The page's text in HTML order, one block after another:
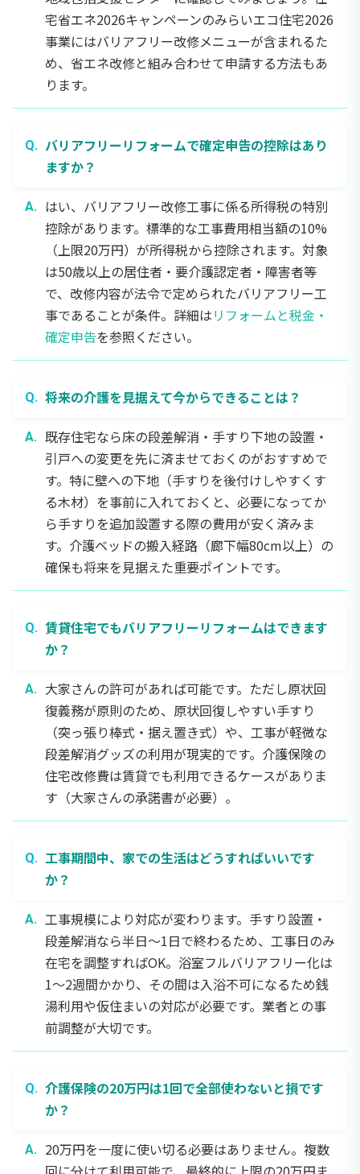
宅省エネ2026キャンペーンのみらいエコ住宅2026
事業にはバリアフリー改修メニューが含まれるた
め、省エネ改修と組み合わせて申請する方法もあ
ります。
バリアフリーリフォームで確定申告の控除はあり
ますか？
はい、バリアフリー改修工事に係る所得税の特別
控除があります。標準的な工事費用相当額の10%
（上限20万円）が所得税から控除されます。対象
は50歳以上の居住者・要介護認定者・障害者等
で、改修内容が法令で定められたバリアフリー工
事であることが条件。詳細はリフォームと税金・
確定申告を参照ください。
将来の介護を見据えて今からできることは？
既存住宅なら床の段差解消・手すり下地の設置・
引戸への変更を先に済ませておくのがおすすめで
す。特に壁への下地（手すりを後付けしやすくす
る木材）を事前に入れておくと、必要になってか
ら手すりを追加設置する際の費用が安く済みま
す。介護ベッドの搬入経路（廊下幅80cm以上）の
確保も将来を見据えた重要ポイントです。
賃貸住宅でもバリアフリーリフォームはできます
か？
大家さんの許可があれば可能です。ただし原状回
復義務が原則のため、原状回復しやすい手すり
（突っ張り棒式・据え置き式）や、工事が軽微な
段差解消グッズの利用が現実的です。介護保険の
住宅改修費は賃貸でも利用できるケースがありま
す（大家さんの承諾書が必要）。
工事期間中、家での生活はどうすればいいです
か？
工事規模により対応が変わります。手すり設置・
段差解消なら半日〜1日で終わるため、工事日のみ
在宅を調整すればOK。浴室フルバリアフリー化は
1〜2週間かかり、その間は入浴不可になるため銭
湯利用や仮住まいの対応が必要です。業者との事
前調整が大切です。
介護保険の20万円は1回で全部使わないと損です
か？
20万円を一度に使い切る必要はありません。複数